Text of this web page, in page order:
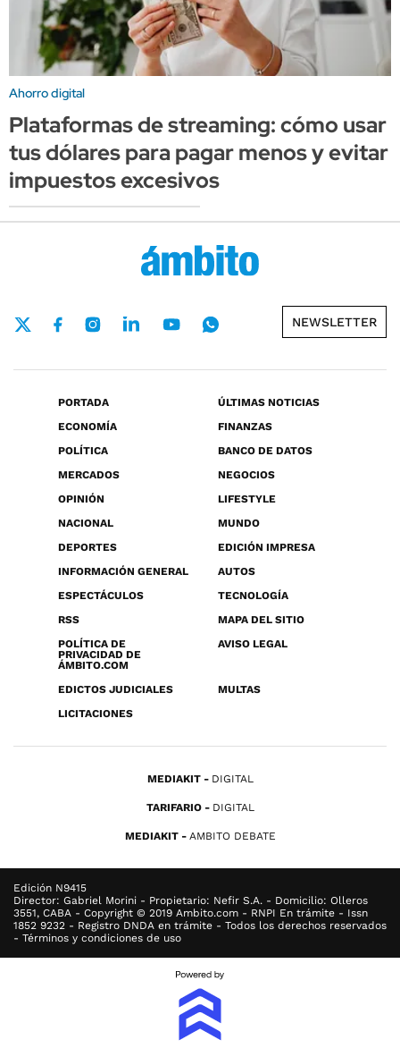
Ahorro digital
Plataformas de streaming: cómo usar
tus dólares para pagar menos y evitar
impuestos excesivos
NEWSLETTER
PORTADA
ÚLTIMAS NOTICIAS
ECONOMÍA
FINANZAS
POLÍTICA
BANCO DE DATOS
MERCADOS
NEGOCIOS
OPINIÓN
LIFESTYLE
NACIONAL
MUNDO
DEPORTES
EDICIÓN IMPRESA
INFORMACIÓN GENERAL
AUTOS
ESPECTÁCULOS
TECNOLOGÍA
RSS
MAPA DEL SITIO
POLÍTICA DE
PRIVACIDAD DE
ÁMBITO.COM
AVISO LEGAL
EDICTOS JUDICIALES
MULTAS
LICITACIONES
MEDIAKIT DIGITAL
TARIFARIO DIGITAL
MEDIAKIT AMBITO DEBATE
Edición N9415
Director: Gabriel Morini - Propietario: Nefir S.A. - Domicilio: Olleros
3551, CABA - Copyright © 2019 Ambito.com - RNPI En trámite - Issn
1852 9232 - Registro DNDA en trámite - Todos los derechos reservados
- Términos y condiciones de uso